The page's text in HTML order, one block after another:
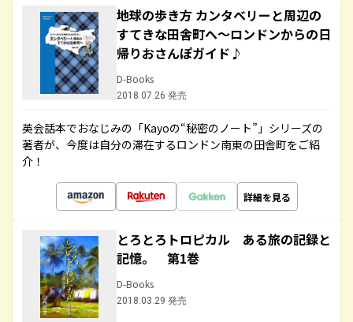
地球の歩き方 カンタベリーと周辺の
すてきな田舎町へ～ロンドンからの日
帰りおさんぽガイド♪
D-Books
2018.07.26 発売
英会話本でおなじみの「Kayoの“秘密のノート”」シリーズの
著者が、今度は自分の滞在するロンドン南東の田舎町をご紹
介！
詳細を見る
とろとろトロピカル ある旅の記録と
記憶。 第1巻
D-Books
2018.03.29 発売